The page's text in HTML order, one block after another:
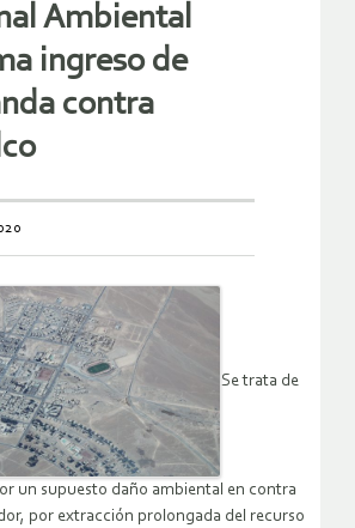
Ambiental
ingreso de
contra
Se trata de
un supuesto daño ambiental en contra
por extracción prolongada del recurso